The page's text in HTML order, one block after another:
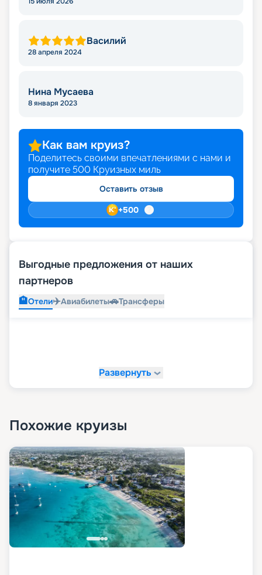
Василий
28 апреля 2024
Нина Мусаева
8 января 2023
Как вам круиз?
Поделитесь своими впечатлениями с нами и
получите 500 Круизных миль
Оставить отзыв
+500
Выгодные предложения от наших
партнеров
🏨Отели✈️Авиабилеты🚗Трансферы
Развернуть
Похожие круизы